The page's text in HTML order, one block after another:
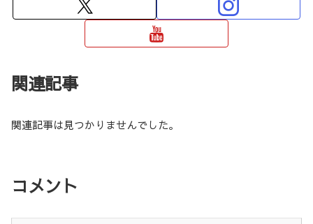
関連記事
関連記事は見つかりませんでした。
コメント